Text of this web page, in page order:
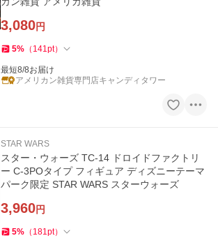
3,080円
5% （ 141pt）
最短8/8お届け
アメリカン雑貨専門店キャンディタワー
STAR WARS
スター・ウォーズ TC-14 ドロイドファクトリ
ー C-3POタイプ フィギュア ディズニーテーマ
パーク限定 STAR WARS スターウォーズ
3,960円
5% （ 181pt）